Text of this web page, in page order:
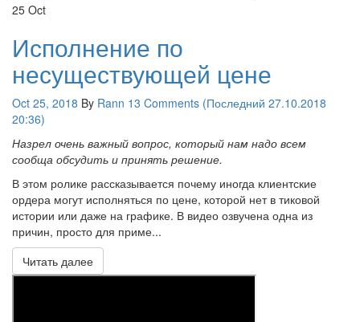
25 Oct
Исполнение по
несуществующей цене
Oct 25, 2018 By Rann 13 Comments (Последний 27.10.2018
20:36)
Назрел очень важный вопрос, который нам надо всем
сообща обсудить и принять решение.
В этом ролике рассказывается почему иногда клиентские
ордера могут исполняться по цене, которой нет в тиковой
истории или даже на графике. В видео озвучена одна из
причин, просто для приме...
Читать далее